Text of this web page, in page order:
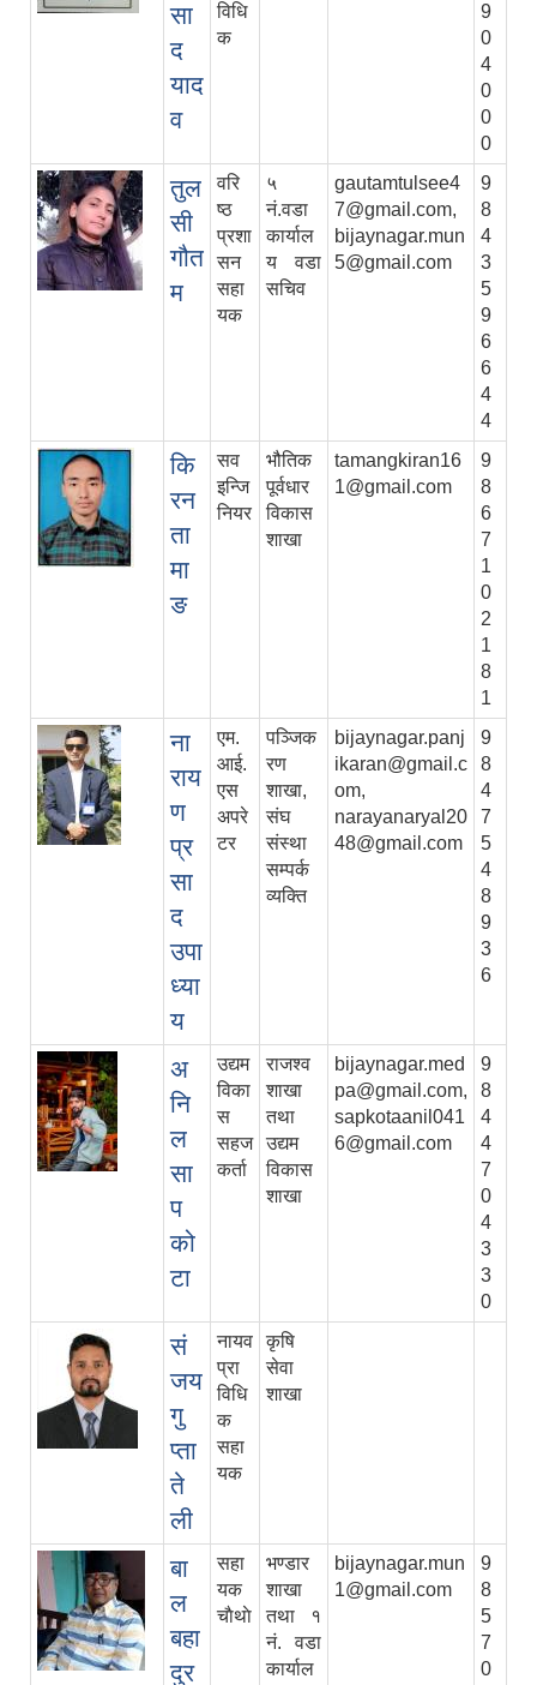
सा
द
याद
व
विधि
क
9
0
4
0
0
0
तुल
सी
गौत
म
वरि
ष्ठ
प्रशा
सन
सहा
यक
५
नं.वडा
कार्याल
य वडा
सचिव
gautamtulsee4
7@gmail.com,
bijaynagar.mun
5@gmail.com
9
8
4
3
5
9
6
6
4
4
कि
रन
ता
मा
ङ
सव
इन्जि
नियर
भौतिक
पूर्वधार
विकास
शाखा
tamangkiran16
1@gmail.com
9
8
6
7
1
0
2
1
8
1
ना
राय
ण
प्र
सा
द
उपा
ध्या
य
एम.
आई.
एस
अपरे
टर
पञ्जिक
रण
शाखा,
संघ
संस्था
सम्पर्क
व्यक्ति
bijaynagar.panj
ikaran@gmail.c
om,
narayanaryal20
48@gmail.com
9
8
4
7
5
4
8
9
3
6
अ
नि
ल
सा
प
को
टा
उद्यम
विका
स
सहज
कर्ता
राजश्व
शाखा
तथा
उद्यम
विकास
शाखा
bijaynagar.med
pa@gmail.com,
sapkotaanil041
6@gmail.com
9
8
4
4
7
0
4
3
3
0
सं
जय
गु
प्ता
ते
ली
नायव
प्रा
विधि
क
सहा
यक
कृषि
सेवा
शाखा
बा
ल
बहा
दुर
सहा
यक
चाैथाे
भण्डार
शाखा
तथा १
नं. वडा
कार्याल
bijaynagar.mun
1@gmail.com
9
8
5
7
0